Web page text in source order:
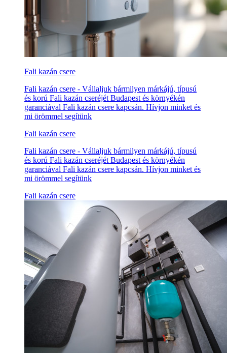
Fali kazán csere
Fali kazán csere - Vállaljuk bármilyen márkájú, típusú
és korú Fali kazán cseréjét Budapest és környékén
garanciával Fali kazán csere kapcsán. Hívjon minket és
mi örömmel segítünk
Fali kazán csere
Fali kazán csere - Vállaljuk bármilyen márkájú, típusú
és korú Fali kazán cseréjét Budapest és környékén
garanciával Fali kazán csere kapcsán. Hívjon minket és
mi örömmel segítünk
Fali kazán csere